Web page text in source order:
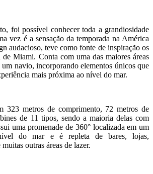
foi possível conhecer toda a grandiosidade
vez é a sensação da temporada na América
audacioso, teve como fonte de inspiração os
Miami. Conta com uma das maiores áreas
navio, incorporando elementos únicos que
mais próxima ao nível do mar.
323 metros de comprimento, 72 metros de
de 11 tipos, sendo a maioria delas com
uma promenade de 360° localizada em um
do mar e é repleta de bares, lojas,
outras áreas de lazer.